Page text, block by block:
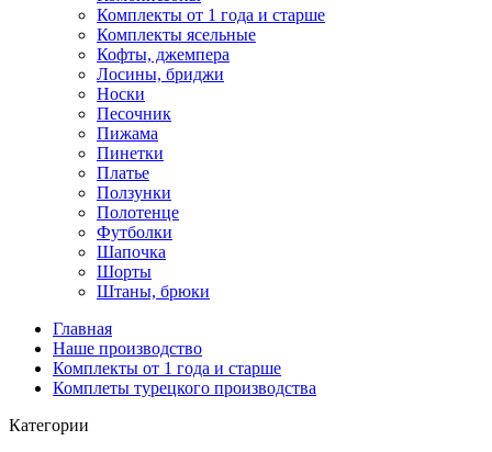
Комплекты от 1 года и старше
Комплекты ясельные
Кофты, джемпера
Лосины, бриджи
Носки
Песочник
Пижама
Пинетки
Платье
Ползунки
Полотенце
Футболки
Шапочка
Шорты
Штаны, брюки
Главная
Наше производство
Комплекты от 1 года и старше
Комплеты турецкого производства
Категории